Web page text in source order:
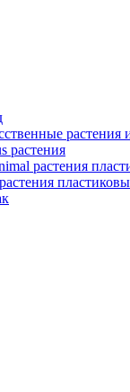
растения
растения
растения